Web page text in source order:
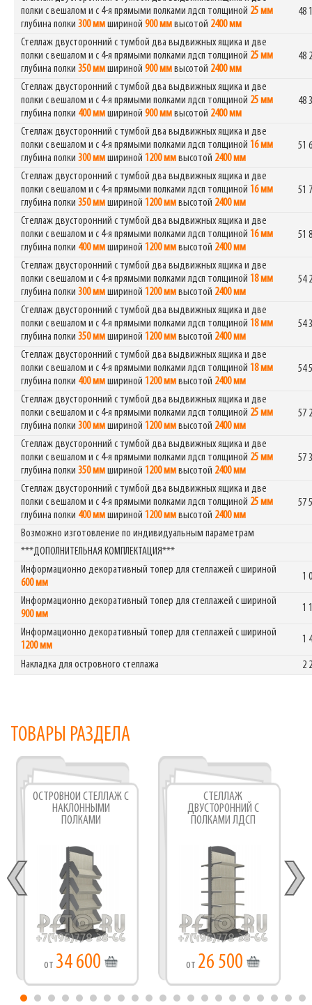
полки с вешалом и с 4-я прямыми полками лдсп толщиной 25 мм
глубина полки 300 ммшириной 900 ммвысотой 2400 мм
48
Стеллаж двусторонний с тумбой два выдвижных ящика и две
полки с вешалом и с 4-я прямыми полками лдсп толщиной 25 мм
глубина полки 350 ммшириной 900 ммвысотой 2400 мм
48
Стеллаж двусторонний с тумбой два выдвижных ящика и две
полки с вешалом и с 4-я прямыми полками лдсп толщиной 25 мм
глубина полки 400 ммшириной 900 ммвысотой 2400 мм
48
Стеллаж двусторонний с тумбой два выдвижных ящика и две
полки с вешалом и с 4-я прямыми полками лдсп толщиной 16 мм
глубина полки 300 ммшириной 1200 ммвысотой 2400 мм
51
Стеллаж двусторонний с тумбой два выдвижных ящика и две
полки с вешалом и с 4-я прямыми полками лдсп толщиной 16 мм
глубина полки 350 ммшириной 1200 ммвысотой 2400 мм
51
Стеллаж двусторонний с тумбой два выдвижных ящика и две
полки с вешалом и с 4-я прямыми полками лдсп толщиной 16 мм
глубина полки 400 ммшириной 1200 ммвысотой 2400 мм
51
Стеллаж двусторонний с тумбой два выдвижных ящика и две
полки с вешалом и с 4-я прямыми полками лдсп толщиной 18 мм
глубина полки 300 ммшириной 1200 ммвысотой 2400 мм
54
Стеллаж двусторонний с тумбой два выдвижных ящика и две
полки с вешалом и с 4-я прямыми полками лдсп толщиной 18 мм
глубина полки 350 ммшириной 1200 ммвысотой 2400 мм
54
Стеллаж двусторонний с тумбой два выдвижных ящика и две
полки с вешалом и с 4-я прямыми полками лдсп толщиной 18 мм
глубина полки 400 ммшириной 1200 ммвысотой 2400 мм
54
Стеллаж двусторонний с тумбой два выдвижных ящика и две
полки с вешалом и с 4-я прямыми полками лдсп толщиной 25 мм
глубина полки 300 ммшириной 1200 ммвысотой 2400 мм
57
Стеллаж двусторонний с тумбой два выдвижных ящика и две
полки с вешалом и с 4-я прямыми полками лдсп толщиной 25 мм
глубина полки 350 ммшириной 1200 ммвысотой 2400 мм
57
Стеллаж двусторонний с тумбой два выдвижных ящика и две
полки с вешалом и с 4-я прямыми полками лдсп толщиной 25 мм
глубина полки 400 ммшириной 1200 ммвысотой 2400 мм
57
Возможно изготовление по индивидуальным параметрам
***ДОПОЛНИТЕЛЬНАЯ КОМПЛЕКТАЦИЯ***
Информационно декоративный топер для стеллажей с шириной
600 мм
1
Информационно декоративный топер для стеллажей с шириной
900 мм
1
Информационно декоративный топер для стеллажей с шириной
1200 мм
1
Накладка для островного стеллажа 2
ТОВАРЫ РАЗДЕЛА
ОСТРОВНОЙ СТЕЛЛАЖ С
НАКЛОННЫМИ
ПОЛКАМИ
от 34 600
СТЕЛЛАЖ
ДВУСТОРОННИЙ С
ПОЛКАМИ ЛДСП
от 26 500